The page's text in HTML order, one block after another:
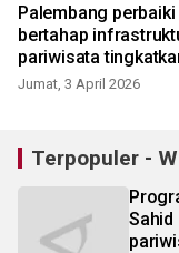
Palembang perbaiki
bertahap
pariwisata
wisatawan
Jumat, 3 April 2026
Terpopuler -